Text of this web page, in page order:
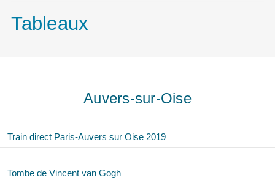
Tableaux
Auvers-sur-Oise
Train direct Paris-Auvers sur Oise 2019
Tombe de Vincent van Gogh